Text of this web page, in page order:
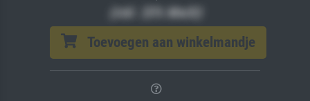
(inkl. 20% MwSt)
Toevoegen aan winkelmandje